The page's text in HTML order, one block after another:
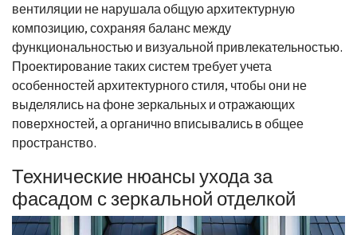
вентиляции не нарушала общую архитектурную
композицию, сохраняя баланс между
функциональностью и визуальной привлекательностью.
Проектирование таких систем требует учета
особенностей архитектурного стиля, чтобы они не
выделялись на фоне зеркальных и отражающих
поверхностей, а органично вписывались в общее
пространство.
Технические нюансы ухода за
фасадом с зеркальной отделкой